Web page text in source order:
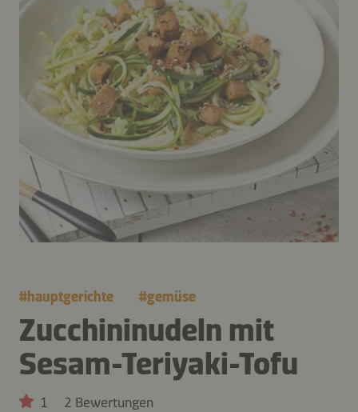
#hauptgerichte #gemüse
Zucchininudeln mit
Sesam-Teriyaki-Tofu
1 2 Bewertungen